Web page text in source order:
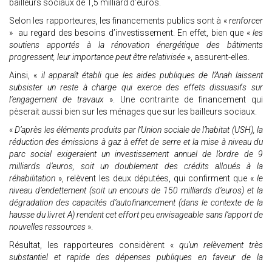
bailleurs sociaux de 1,5 milliard d’euros.
Selon les rapporteures, les financements publics sont à «renforcer
» au regard des besoins d’investissement. En effet, bien que « les
soutiens apportés à la rénovation énergétique des bâtiments
progressent, leur importance peut être relativisée », assurent-elles.
Ainsi, « il apparaît établi que les aides publiques de l’Anah laissent
subsister un reste à charge qui exerce des effets dissuasifs sur
l’engagement de travaux ». Une contrainte de financement qui
pèserait aussi bien sur les ménages que sur les bailleurs sociaux.
«D’après les éléments produits par l’Union sociale de l’habitat (USH), la
réduction des émissions à gaz à effet de serre et la mise à niveau du
parc social exigeraient un investissement annuel de l’ordre de 9
milliards d’euros, soit un doublement des crédits alloués à la
réhabilitation », relèvent les deux députées, qui confirment que « le
niveau d’endettement (soit un encours de 150 milliards d’euros) et la
dégradation des capacités d’autofinancement (dans le contexte de la
hausse du livret A) rendent cet effort peu envisageable sans l’apport de
nouvelles ressources ».
Résultat, les rapporteures considèrent « qu’un relèvement très
substantiel et rapide des dépenses publiques en faveur de la